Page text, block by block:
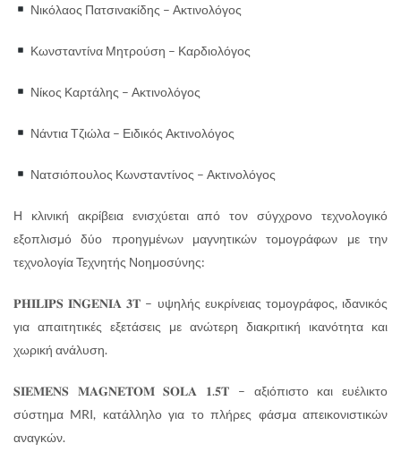
Νικόλαος Πατσινακίδης – Ακτινολόγος
Κωνσταντίνα Μητρούση – Καρδιολόγος
Νίκος Καρτάλης – Ακτινολόγος
Νάντια Τζιώλα – Ειδικός Ακτινολόγος
Νατσιόπουλος Κωνσταντίνος – Ακτινολόγος
Η κλινική ακρίβεια ενισχύεται από τον σύγχρονο τεχνολογικό
εξοπλισμό δύο προηγμένων μαγνητικών τομογράφων με την
τεχνολογία Τεχνητής Νοημοσύνης:
𝐏𝐇𝐈𝐋𝐈𝐏𝐒 𝐈𝐍𝐆𝐄𝐍𝐈𝐀 𝟑𝐓 – υψηλής ευκρίνειας τομογράφος, ιδανικός
για απαιτητικές εξετάσεις με ανώτερη διακριτική ικανότητα και
χωρική ανάλυση.
𝐒𝐈𝐄𝐌𝐄𝐍𝐒 𝐌𝐀𝐆𝐍𝐄𝐓𝐎𝐌 𝐒𝐎𝐋𝐀 𝟏.𝟓𝐓 – αξιόπιστο και ευέλικτο
σύστημα MRI, κατάλληλο για το πλήρες φάσμα απεικονιστικών
αναγκών.